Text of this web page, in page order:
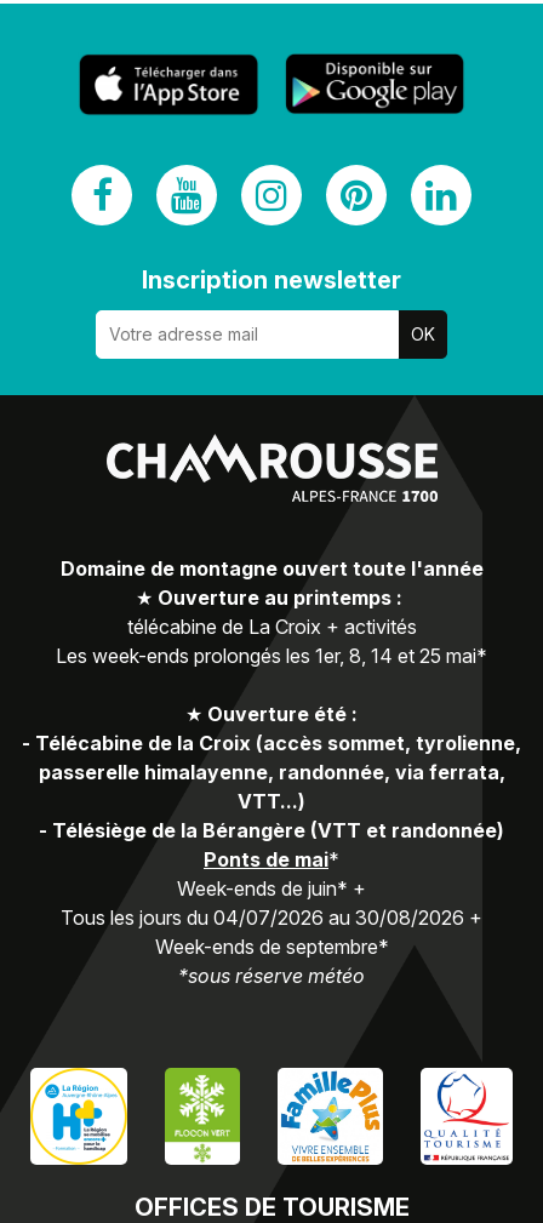
Inscription newsletter
OFFICES DE TOURISME
Domaine de montagne ouvert toute l'année
★ Ouverture au printemps :
télécabine de La Croix + activités
Les week-ends prolongés les 1er, 8, 14 et 25 mai*
★ Ouverture été :
- Télécabine de la Croix (accès sommet, tyrolienne,
passerelle himalayenne, randonnée, via ferrata,
VTT...)
- Télésiège de la Bérangère (VTT et randonnée)
Ponts de mai*
Week-ends de juin* +
Tous les jours du 04/07/2026 au 30/08/2026 +
Week-ends de septembre*
*sous réserve météo